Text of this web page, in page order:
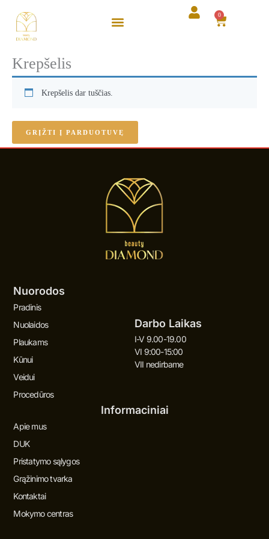
turinio
0
Cart
Krepšelis
Krepšelis dar tuščias.
GRĮŽTI Į PARDUOTUVĘ
Nuorodos
Pradinis
Nuolaidos
Plaukams
Kūnui
Veidui
Procedūros
Darbo Laikas
I-V 9.00-19.00
VI 9:00-15:00
VII nedirbame
Informaciniai
Apie mus
DUK
Pristatymo sąlygos
Grąžinimo tvarka
Kontaktai
Mokymo centras